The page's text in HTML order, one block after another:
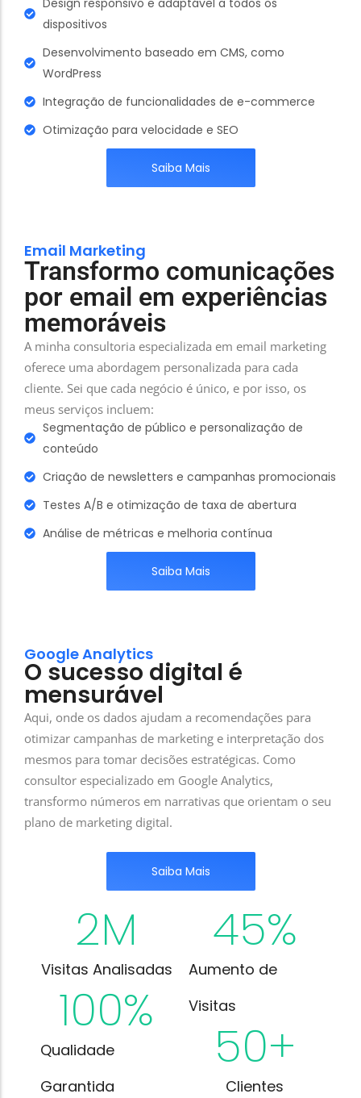
dispositivos
Desenvolvimento baseado em CMS, como
WordPress
Integração de funcionalidades de e-commerce
Otimização para velocidade e SEO
Saiba Mais
Email Marketing
Transformo comunicações
por email em experiências
memoráveis
A minha consultoria especializada em email marketing
oferece uma abordagem personalizada para cada
cliente. Sei que cada negócio é único, e por isso, os
meus serviços incluem:
Segmentação de público e personalização de
conteúdo
Criação de newsletters e campanhas promocionais
Testes A/B e otimização de taxa de abertura
Análise de métricas e melhoria contínua
Saiba Mais
Google Analytics
O sucesso digital é
mensurável
Aqui, onde os dados ajudam a recomendações para
otimizar campanhas de marketing e interpretação dos
mesmos para tomar decisões estratégicas. Como
consultor especializado em Google Analytics,
transformo números em narrativas que orientam o seu
plano de marketing digital.
Saiba Mais
Visitas Analisadas
2M
Qualidade
Garantida
100%
Aumento de
Visitas
45%
Clientes
50+